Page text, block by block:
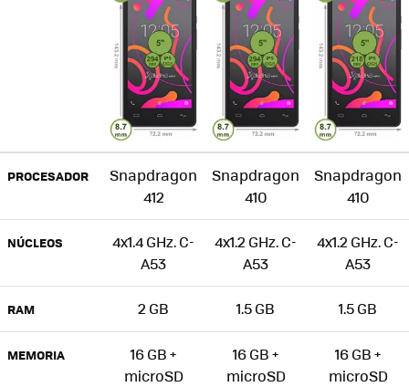
PROCESADOR
Snapdragon
412
Snapdragon
410
Snapdragon
410
NÚCLEOS
4x1.4 GHz. C-
A53
4x1.2 GHz. C-
A53
4x1.2 GHz. C-
A53
RAM 2 GB 1.5 GB 1.5 GB
MEMORIA
16 GB +
microSD
16 GB +
microSD
16 GB +
microSD